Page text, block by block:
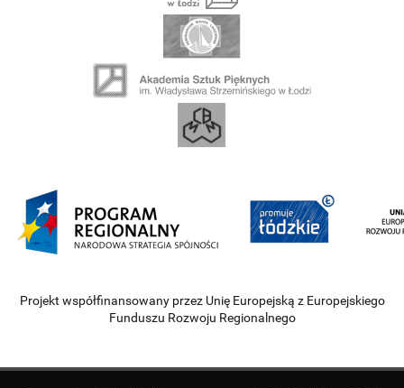
Projekt współfinansowany przez Unię Europejską z Europejskiego
Funduszu Rozwoju Regionalnego